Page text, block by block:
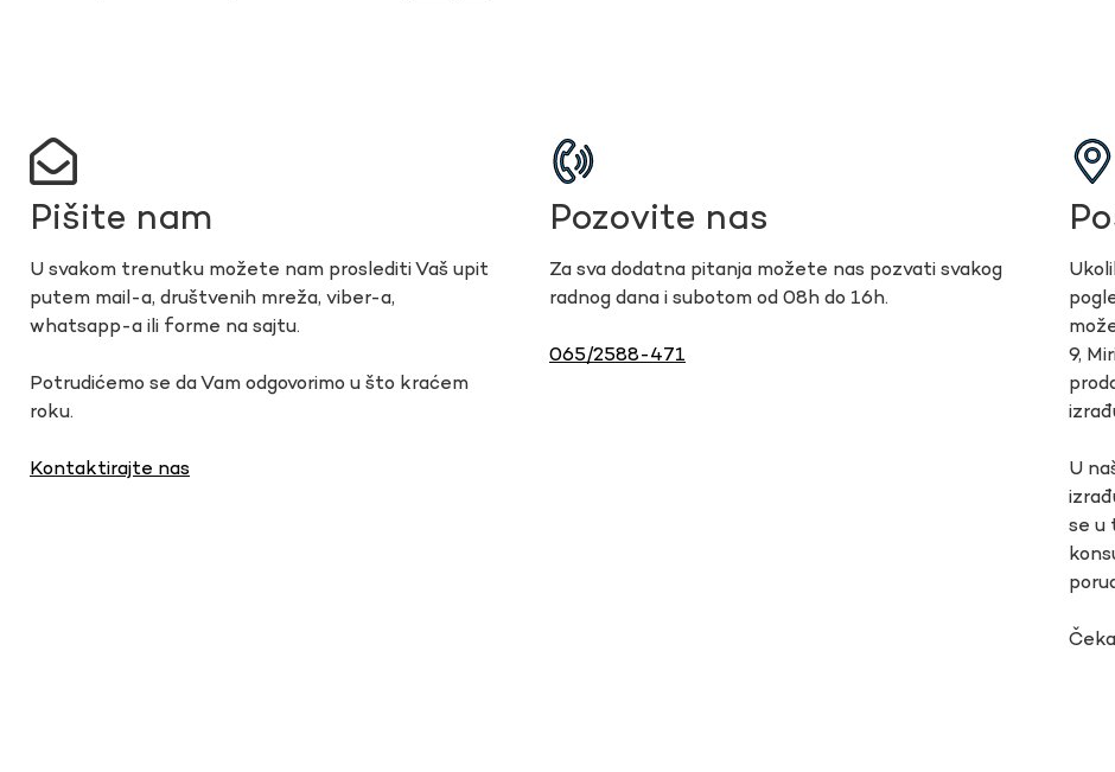
Pišite nam
U svakom trenutku možete nam proslediti Vaš upit
putem mail-a, društvenih mreža, viber-a,
whatsapp-a ili forme na sajtu.
Potrudićemo se da Vam odgovorimo u što kraćem
roku.
Kontaktirajte nas
Pozovite nas
Za sva dodatna pitanja možete nas pozvati svakog
radnog dana i subotom od 08h do 16h.
065/2588-471
9,
U
se u